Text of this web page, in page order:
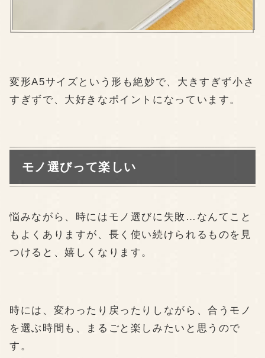
変形A5サイズという形も絶妙で、大きすぎず小さ
すぎずで、大好きなポイントになっています。
モノ選びって楽しい
悩みながら、時にはモノ選びに失敗…なんてこと
もよくありますが、長く使い続けられるものを見
つけると、嬉しくなります。
時には、変わったり戻ったりしながら、合うモノ
を選ぶ時間も、まるごと楽しみたいと思うので
す。